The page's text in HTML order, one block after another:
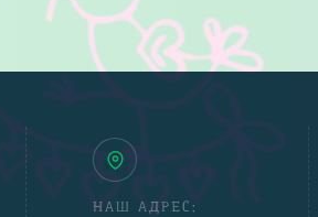
НАШ АДРЕС: